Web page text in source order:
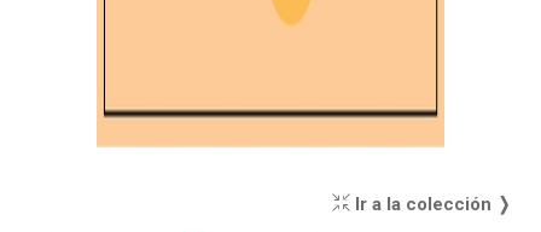
Ir a la colección ❭